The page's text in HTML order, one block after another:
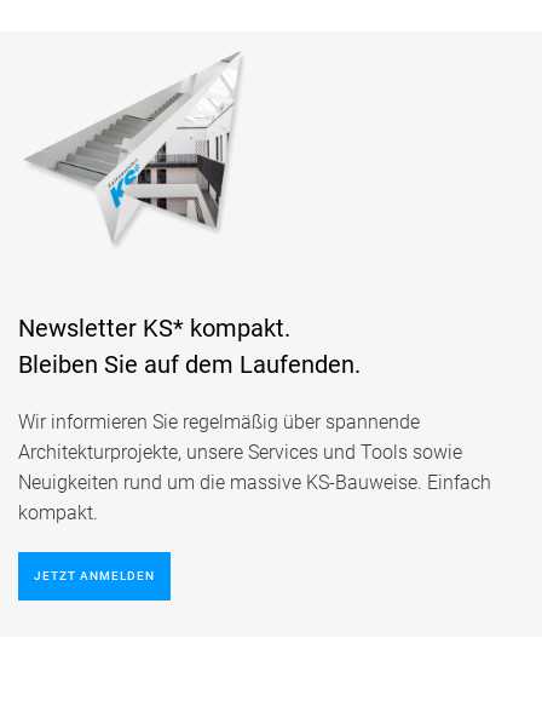
Newsletter KS* kompakt.
Bleiben Sie auf dem Laufenden.
Wir informieren Sie regelmäßig über spannende
Architekturprojekte, unsere Services und Tools sowie
Neuigkeiten rund um die massive KS-Bauweise. Einfach
kompakt.
JETZT ANMELDEN